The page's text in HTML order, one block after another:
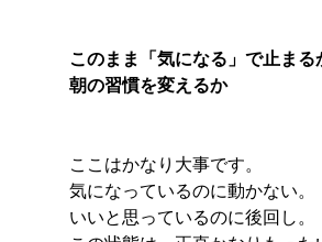
このまま「気になる」で止まる
朝の習慣を変えるか
ここはかなり大事です。
気になっているのに動かない。
いいと思っているのに後回し。